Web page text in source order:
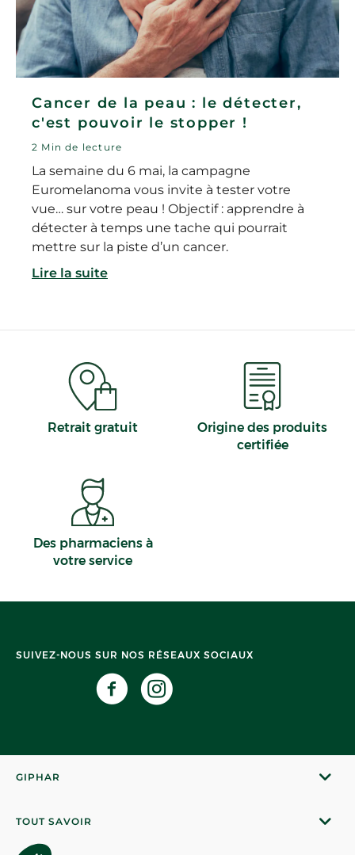
Cancer de la peau : le détecter,
c'est pouvoir le stopper !
2 Min de lecture
La semaine du 6 mai, la campagne
Euromelanoma vous invite à tester votre
vue… sur votre peau ! Objectif : apprendre à
détecter à temps une tache qui pourrait
mettre sur la piste d’un cancer.
Lire la suite
Retrait gratuit
Origine des produits
certifiée
Des pharmaciens à
votre service
SUIVEZ-NOUS SUR NOS RÉSEAUX SOCIAUX
GIPHAR
TOUT SAVOIR